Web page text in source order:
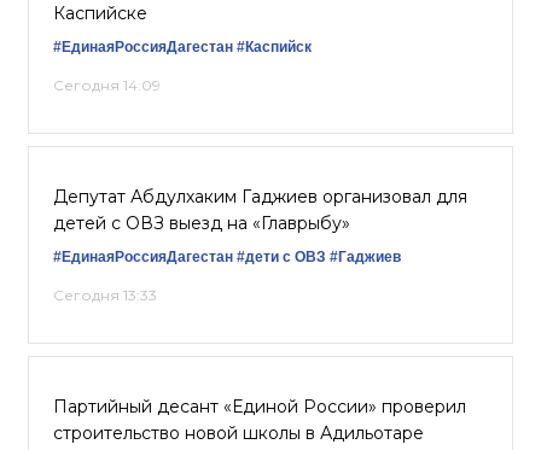
Каспийске
#ЕдинаяРоссияДагестан #Каспийск
Сегодня 14:09
Депутат Абдулхаким Гаджиев организовал для
детей с ОВЗ выезд на «Главрыбу»
#ЕдинаяРоссияДагестан #дети с ОВЗ #Гаджиев
Сегодня 13:33
Партийный десант «Единой России» проверил
строительство новой школы в Адильотаре